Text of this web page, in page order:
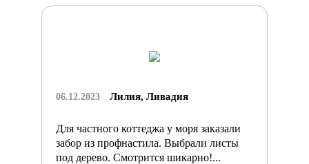
06.12.2023 Лилия, Ливадия
Для частного коттеджа у моря заказали
забор из профнастила. Выбрали листы
под дерево. Смотрится шикарно!...